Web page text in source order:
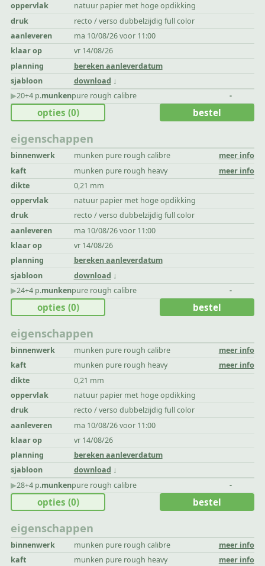
oppervlak
natuur papier met hoge opdikking
druk
recto / verso dubbelzijdig full color
aanleveren
ma 10/08/26 voor 11:00
klaar op
vr 14/08/26
planning
bereken aanleverdatum
sjabloon
download
▶︎20+4 p.munkenpure rough calibre -
eigenschappen
binnenwerk munken pure rough calibre
meer info
kaft
munken pure rough heavy
meer info
dikte
0,21 mm
oppervlak
natuur papier met hoge opdikking
druk
recto / verso dubbelzijdig full color
aanleveren
ma 10/08/26 voor 11:00
klaar op
vr 14/08/26
planning
bereken aanleverdatum
sjabloon
download
opties (0) bestel
▶︎24+4 p.munkenpure rough calibre -
eigenschappen
binnenwerk munken pure rough calibre
meer info
kaft
munken pure rough heavy
meer info
dikte
0,21 mm
oppervlak
natuur papier met hoge opdikking
druk
recto / verso dubbelzijdig full color
aanleveren
ma 10/08/26 voor 11:00
klaar op
vr 14/08/26
planning
bereken aanleverdatum
sjabloon
download
opties (0) bestel
▶︎28+4 p.munkenpure rough calibre -
eigenschappen
binnenwerk munken pure rough calibre
meer info
kaft
munken pure rough heavy
meer info
opties (0) bestel